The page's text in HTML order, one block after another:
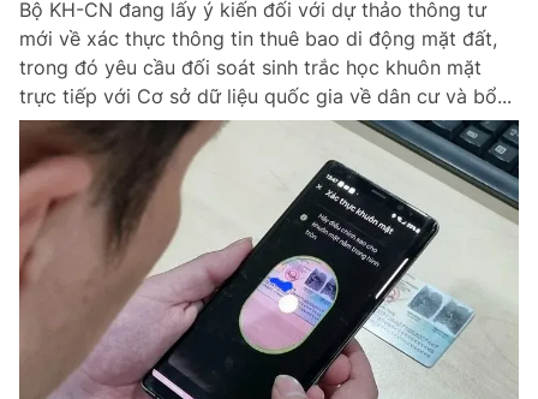
Bộ KH-CN đang lấy ý kiến đối với dự thảo thông tư
mới về xác thực thông tin thuê bao di động mặt đất,
trong đó yêu cầu đối soát sinh trắc học khuôn mặt
trực tiếp với Cơ sở dữ liệu quốc gia về dân cư và bổ...